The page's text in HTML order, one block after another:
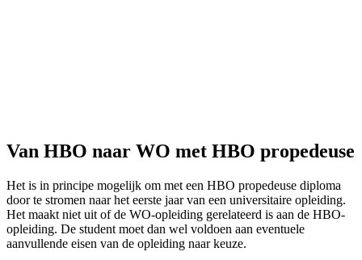
Van HBO naar WO met HBO propedeuse
Het is in principe mogelijk om met een HBO propedeuse diploma
door te stromen naar het eerste jaar van een universitaire opleiding.
Het maakt niet uit of de WO-opleiding gerelateerd is aan de HBO-
opleiding. De student moet dan wel voldoen aan eventuele
aanvullende eisen van de opleiding naar keuze.